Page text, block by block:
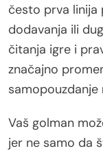
često prva linija
dodavanja ili
čitanja igre i
značajno
Vaš golman
jer ne samo da